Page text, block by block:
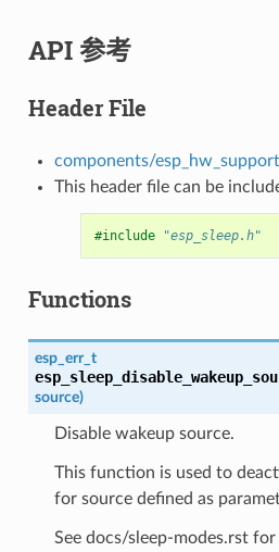
API 参考
Header File
components/
This header file can be
#include "esp_sleep.h"
Functions
esp_err_t
source)
Disable wakeup source.
This function is used to
for source defined as
See docs/sleep-modes.rst for